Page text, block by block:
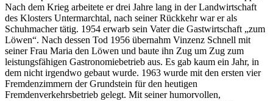
Nach dem Krieg arbeitete er drei Jahre lang in der Landwirtschaft
des Klosters Untermarchtal, nach seiner Rückkehr war er als
Schuhmacher tätig. 1954 erwarb sein Vater die Gastwirtschaft „zum
Löwen“. Nach dessen Tod 1956 übernahm Vinzenz Schnell mit
seiner Frau Maria den Löwen und baute ihn Zug um Zug zum
leistungsfähigen Gastronomiebetrieb aus. Es gab kaum ein Jahr, in
dem nicht irgendwo gebaut wurde. 1963 wurde mit den ersten vier
Fremdenzimmern der Grundstein für den heutigen
Fremdenverkehrsbetrieb gelegt. Mit seiner humorvollen,